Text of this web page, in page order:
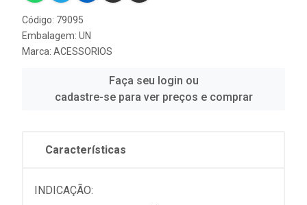
Código: 79095
Embalagem: UN
Marca: ACESSORIOS
Faça seu login ou
cadastre-se para ver preços e comprar
Características
INDICAÇÃO: